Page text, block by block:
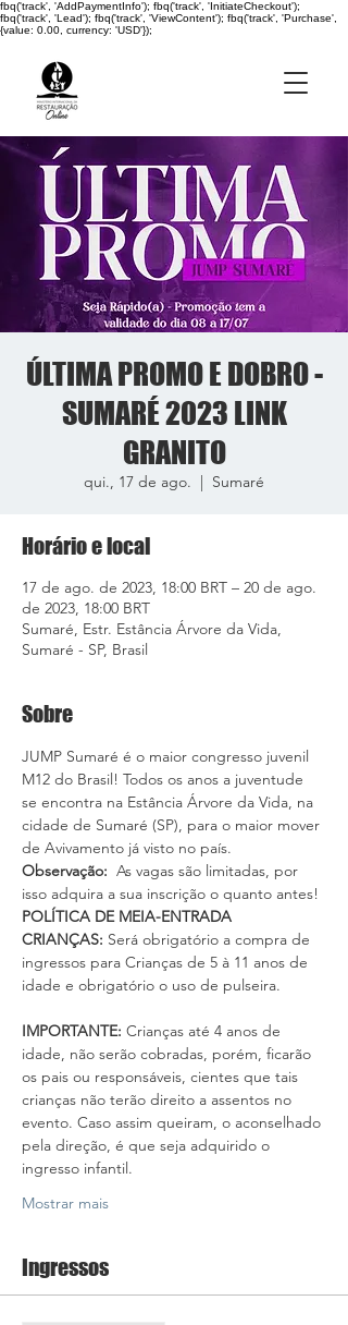
fbq('track', 'AddPaymentInfo'); fbq('track', 'InitiateCheckout');
fbq('track', 'Lead'); fbq('track', 'ViewContent'); fbq('track', 'Purchase',
{value: 0.00, currency: 'USD'});
ÚLTIMA PROMO E DOBRO -
SUMARÉ 2023 LINK
GRANITO
qui., 17 de ago.
  |
Sumaré
Horário e local
17 de ago. de 2023, 18:00 BRT – 20 de ago.
de 2023, 18:00 BRT
Sumaré, Estr. Estância Árvore da Vida,
Sumaré - SP, Brasil
Sobre
JUMP Sumaré é o maior congresso juvenil
M12 do Brasil! Todos os anos a juventude
se encontra na Estância Árvore da Vida, na
cidade de Sumaré (SP), para o maior mover
de Avivamento já visto no país.
Observação: As vagas são limitadas, por
isso adquira a sua inscrição o quanto antes!
POLÍTICA DE MEIA-ENTRADA
CRIANÇAS: Será obrigatório a compra de
ingressos para Crianças de 5 à 11 anos de
idade e obrigatório o uso de pulseira.
IMPORTANTE: Crianças até 4 anos de
idade, não serão cobradas, porém, ficarão
os pais ou responsáveis, cientes que tais
crianças não terão direito a assentos no
evento. Caso assim queiram, o aconselhado
pela direção, é que seja adquirido o
ingresso infantil.
Mostrar mais
Ingressos